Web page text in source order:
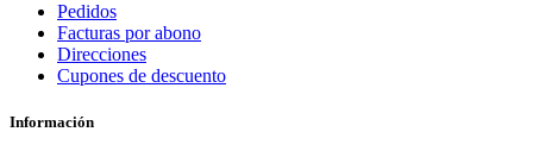
Pedidos
Facturas por abono
Direcciones
Cupones de descuento
Información